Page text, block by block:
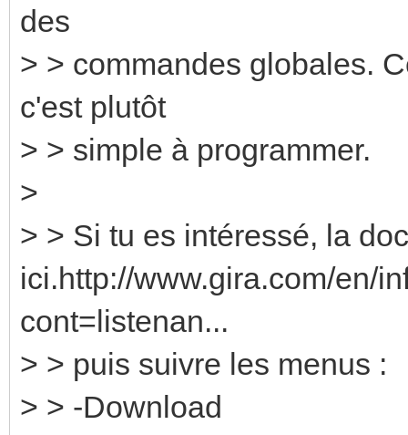
des
> > commandes globales.
c'est plutôt
> > simple à programmer.
>
> > Si tu es intéressé, la
ici.http://www.gira.com/en/
cont=listenan...
> > puis suivre les menus :
> > -Download